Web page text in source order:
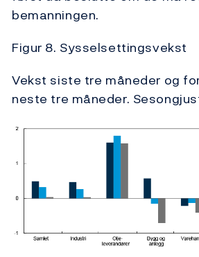
bemanningen.
Figur 8. Sysselsettingsvekst
Vekst siste tre måneder og
neste tre måneder.